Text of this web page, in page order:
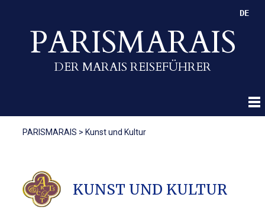
PARISMARAIS
DER MARAIS REISEFÜHRER
DE
PARISMARAIS > Kunst und Kultur
KUNST UND KULTUR